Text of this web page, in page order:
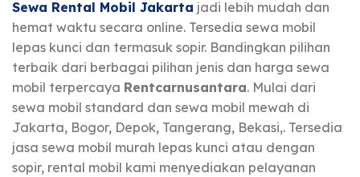
Sewa Rental Mobil Jakarta jadi lebih mudah dan
hemat waktu secara online. Tersedia sewa mobil
lepas kunci dan termasuk sopir. Bandingkan pilihan
terbaik dari berbagai pilihan jenis dan harga sewa
mobil terpercaya Rentcarnusantara. Mulai dari
sewa mobil standard dan sewa mobil mewah di
Jakarta, Bogor, Depok, Tangerang, Bekasi,. Tersedia
jasa sewa mobil murah lepas kunci atau dengan
sopir, rental mobil kami menyediakan pelayanan